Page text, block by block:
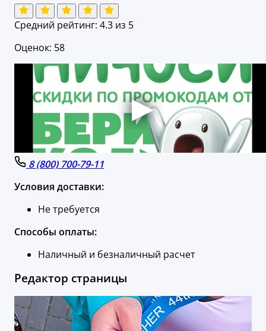
Средний рейтинг: 4.3 из 5
Оценок: 58
8 (800) 700-79-11
Условия доставки:
Не требуется
Способы оплаты:
Наличный и безналичный расчет
Редактор страницы